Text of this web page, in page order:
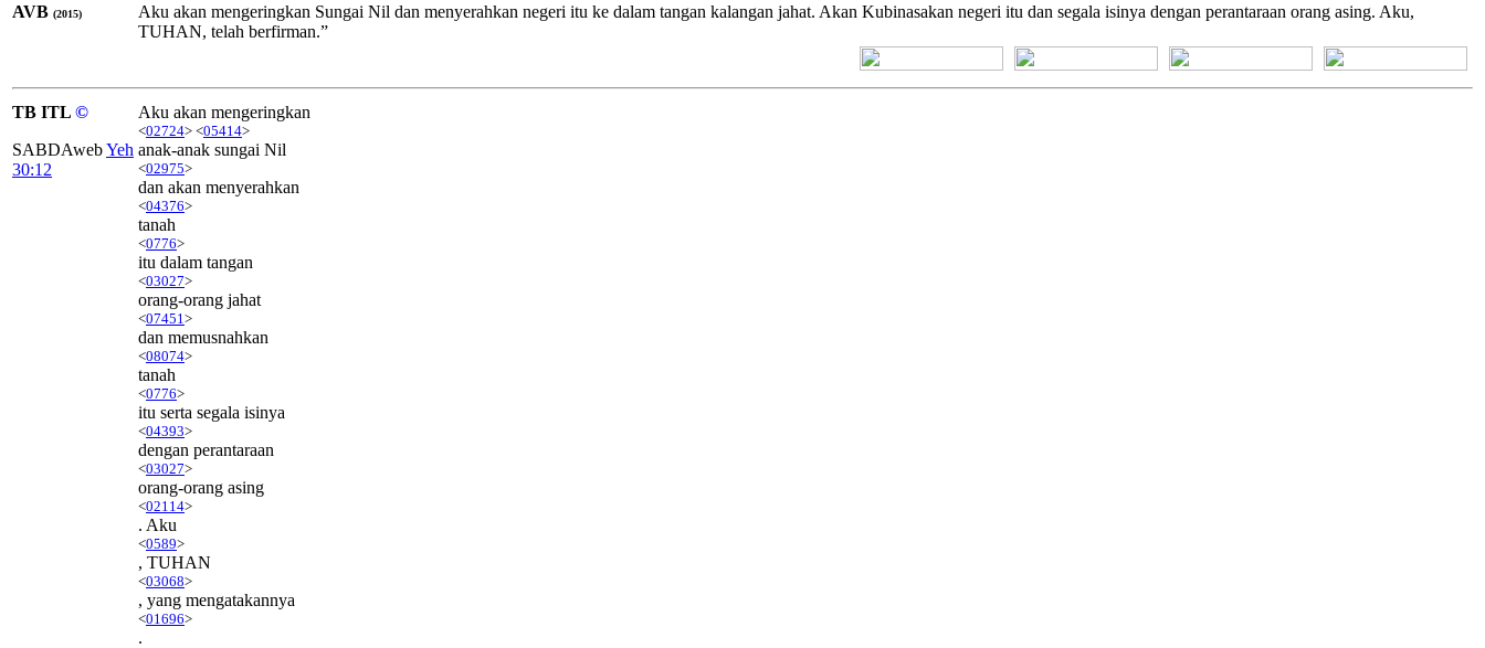
AVB (2015)
Aku akan mengeringkan Sungai Nil dan menyerahkan negeri itu ke dalam tangan kalangan jahat. Akan Kubinasakan negeri itu dan segala isinya dengan perantaraan orang asing. Aku,
TUHAN, telah berfirman.”
TB ITL ©
SABDAwebYeh
30:12
Aku akan mengeringkan
<02724> <05414>
anak-anak sungai Nil
<02975>
dan akan menyerahkan
<04376>
tanah
<0776>
itu dalam tangan
<03027>
orang-orang jahat
<07451 >
dan memusnahkan
<08074>
tanah
<0776>
itu serta segala isinya
<04393>
dengan perantaraan
<03027>
orang-orang asing
<02114>
. Aku
<0589>
, TUHAN
<03068>
, yang mengatakannya
<01696>
.